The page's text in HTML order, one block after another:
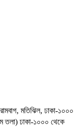
মতিঝিল, ঢাকা-১০০০
তলা) ঢাকা-১০০০ থেকে